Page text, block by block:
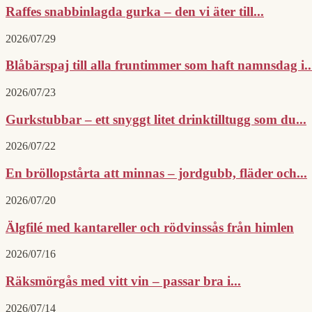
Raffes snabbinlagda gurka – den vi äter till...
2026/07/29
Blåbärspaj till alla fruntimmer som haft namnsdag
2026/07/23
Gurkstubbar – ett snyggt litet drinktilltugg som du...
2026/07/22
En bröllopstårta att minnas – jordgubb, fläder och...
2026/07/20
Älgfilé med kantareller och rödvinssås från himlen
2026/07/16
Räksmörgås med vitt vin – passar bra i...
2026/07/14